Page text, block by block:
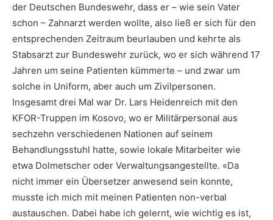
der Deutschen Bundeswehr, dass er – wie sein Vater
schon – Zahnarzt werden wollte, also ließ er sich für den
entsprechenden Zeitraum beurlauben und kehrte als
Stabsarzt zur Bundeswehr zurück, wo er sich während 17
Jahren um seine Patienten kümmerte – und zwar um
solche in Uniform, aber auch um Zivilpersonen.
Insgesamt drei Mal war Dr. Lars Heidenreich mit den
KFOR-Truppen im Kosovo, wo er Militärpersonal aus
sechzehn verschiedenen Nationen auf seinem
Behandlungsstuhl hatte, sowie lokale Mitarbeiter wie
etwa Dolmetscher oder Verwaltungsangestellte. «Da
nicht immer ein Übersetzer anwesend sein konnte,
musste ich mich mit meinen Patienten non-verbal
austauschen. Dabei habe ich gelernt, wie wichtig es ist,